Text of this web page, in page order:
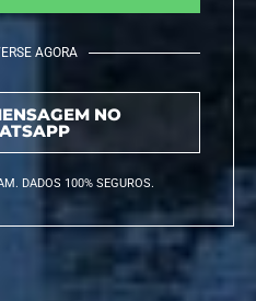
AGORA
NO
DADOS 100% SEGUROS.